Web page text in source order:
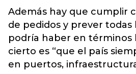
Además hay que cumplir
de pedidos y prever todas
podría haber en términos
cierto es “que el país
en puertos,